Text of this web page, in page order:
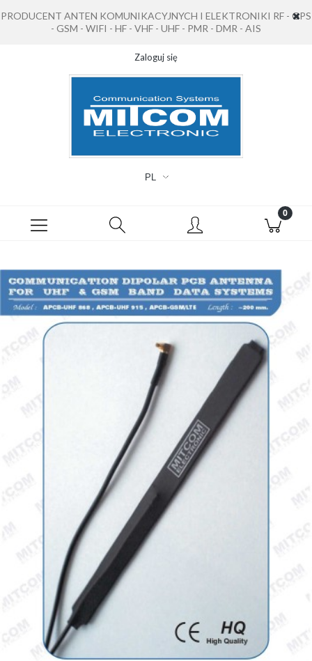
PRODUCENT ANTEN KOMUNIKACYJNYCH I ELEKTRONIKI RF - GPS
- GSM - WIFI - HF - VHF - UHF - PMR - DMR - AIS
Zaloguj się